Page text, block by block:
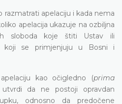
razmatrati apelaciju i kada nema
apelacija ukazuje na ozbiljna
sloboda koje štiti Ustav ili
koji se primjenjuju u Bosni i
kao očigledno (prima
da ne postoji opravdan
odnosno da predočene